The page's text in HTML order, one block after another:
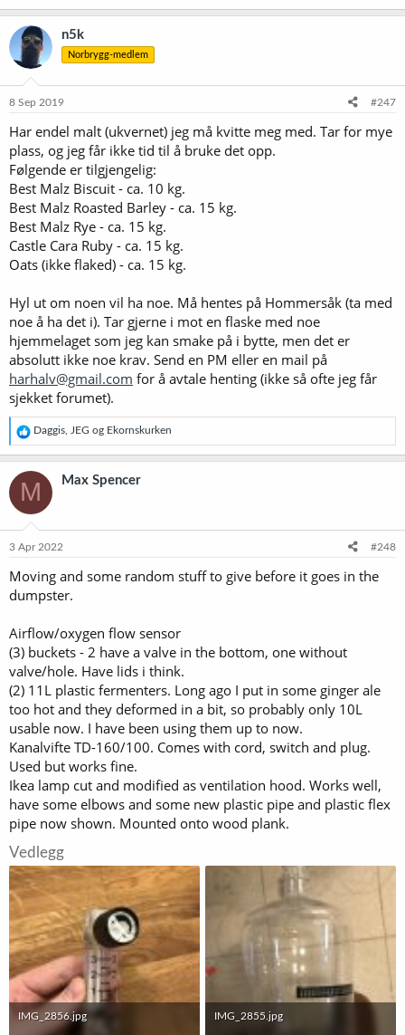
n5k
Norbrygg-medlem
8 Sep 2019 #247
Har endel malt (ukvernet) jeg må kvitte meg med. Tar for mye
plass, og jeg får ikke tid til å bruke det opp.
Følgende er tilgjengelig:
Best Malz Biscuit - ca. 10 kg.
Best Malz Roasted Barley - ca. 15 kg.
Best Malz Rye - ca. 15 kg.
Castle Cara Ruby - ca. 15 kg.
Oats (ikke flaked) - ca. 15 kg.
Hyl ut om noen vil ha noe. Må hentes på Hommersåk (ta med
noe å ha det i). Tar gjerne i mot en flaske med noe
hjemmelaget som jeg kan smake på i bytte, men det er
absolutt ikke noe krav. Send en PM eller en mail på
harhalv@gmail.com for å avtale henting (ikke så ofte jeg får
sjekket forumet).
R
e
a
k
s
j
o
e
:
Daggis JEG og Ekornskurken
M Max Spencer
3 Apr 2022 #248
Moving and some random stuff to give before it goes in the
dumpster.
Airflow/oxygen flow sensor
(3) buckets - 2 have a valve in the bottom, one without
valve/hole. Have lids i think.
(2) 11L plastic fermenters. Long ago I put in some ginger ale
too hot and they deformed in a bit, so probably only 10L
usable now. I have been using them up to now.
Kanalvifte TD-160/100. Comes with cord, switch and plug.
Used but works fine.
Ikea lamp cut and modified as ventilation hood. Works well,
have some elbows and some new plastic pipe and plastic flex
pipe now shown. Mounted onto wood plank.
Vedlegg
IMG_2856.jpg IMG_2855.jpg